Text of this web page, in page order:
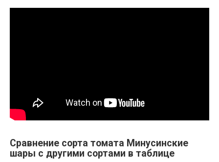
Сравнение сорта томата Минусинские
шары с другими сортами в таблице